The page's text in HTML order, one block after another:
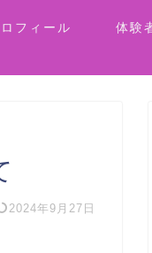
フィール 体験
2024年9月27日